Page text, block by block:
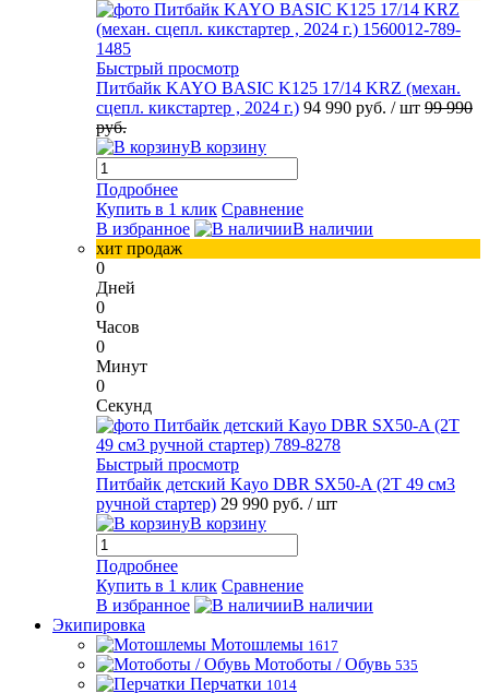
Быстрый просмотр
Питбайк KAYO BASIC K125 17/14 KRZ (механ.
сцепл. кикстартер , 2024 г.) 94 990 руб. / шт 99 990
руб.
В корзину
Подробнее
Купить в 1 клик Сравнение
В избранное
В наличии
хит продаж
0
Дней
0
Часов
0
Минут
0
Секунд
Быстрый просмотр
Питбайк детский Kayo DBR SX50-A (2T 49 см3
ручной стартер) 29 990 руб. / шт
В корзину
Подробнее
Купить в 1 клик Сравнение
В избранное
В наличии
Экипировка
Мотошлемы 1617
Мотоботы / Обувь 535
Перчатки 1014